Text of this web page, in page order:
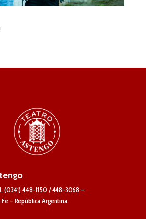
(0341) 448-1150 / 448-3068 –
– República Argentina.